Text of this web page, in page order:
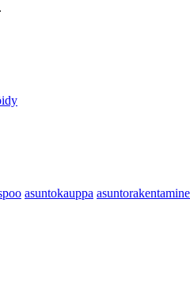
.
asuntokauppa